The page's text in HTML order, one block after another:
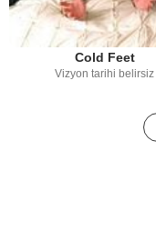
Cold Feet
Vizyon tarihi belirsiz